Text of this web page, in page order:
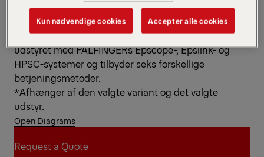
Denne byggekran af L-typen fra vores Epsolution-
serie har en løfteevne på 12 tm og fås i fire
armlængder: 7,7 m, 7,9 m, 8,2 m og 9,6 m. M120L er
udstyret med PALFINGERs Epscope-, Epslink- og
HPSC-systemer og tilbyder seks forskellige
betjeningsmetoder.
*Afhænger af den valgte variant og det valgte
udstyr.
Open Diagrams
Request a Quote
Kun nødvendige cookies Accepter alle cookies